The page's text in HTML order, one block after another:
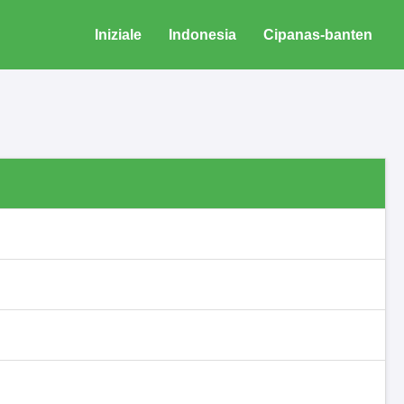
Iniziale Indonesia Cipanas-banten